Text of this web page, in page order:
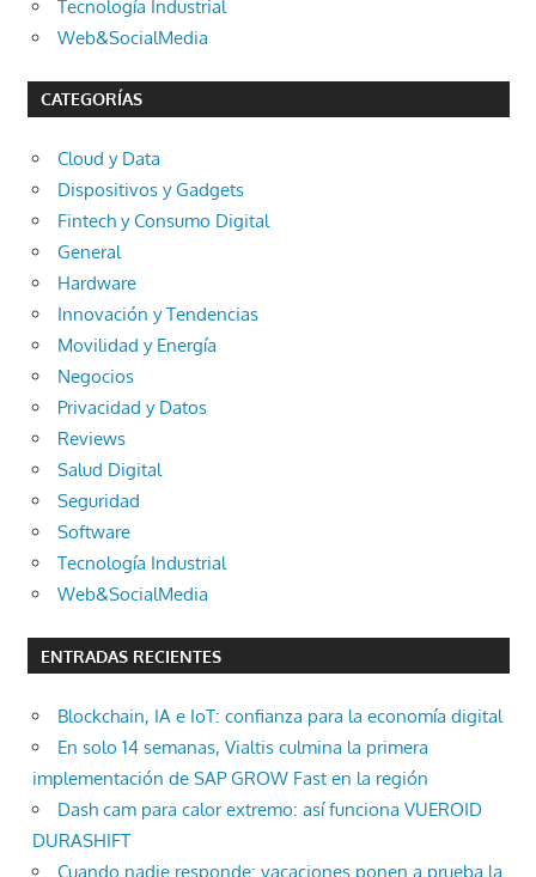
Tecnología Industrial
Web&SocialMedia
CATEGORÍAS
Cloud y Data
Dispositivos y Gadgets
Fintech y Consumo Digital
General
Hardware
Innovación y Tendencias
Movilidad y Energía
Negocios
Privacidad y Datos
Reviews
Salud Digital
Seguridad
Software
Tecnología Industrial
Web&SocialMedia
ENTRADAS RECIENTES
Blockchain, IA e IoT: confianza para la economía digital
En solo 14 semanas, Vialtis culmina la primera
implementación de SAP GROW Fast en la región
Dash cam para calor extremo: así funciona VUEROID
DURASHIFT
Cuando nadie responde: vacaciones ponen a prueba la